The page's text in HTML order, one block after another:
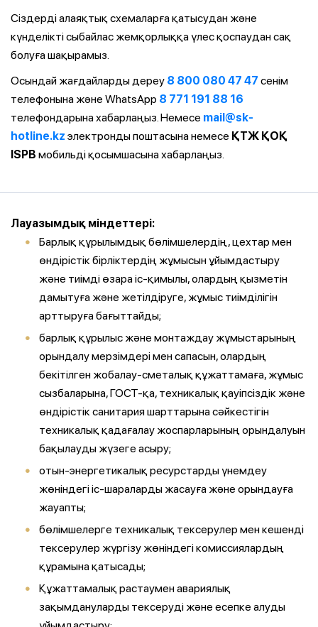
Сіздерді алаяқтық схемаларға қатысудан және
күнделікті сыбайлас жемқорлыққа үлес қоспаудан сақ
болуға шақырамыз.
Осындай жағдайларды дереу 8 800 080 47 47 сенім
телефонына және WhatsApp 8 771 191 88 16
телефондарына хабарлаңыз. Немесе mail@sk-
hotline.kz электронды поштасына немесе ҚТЖ ҚОҚ
ISPB мобильді қосымшасына хабарлаңыз.
Лауазымдық міндеттері:
Барлық құрылымдық бөлімшелердің, цехтар мен
өндірістік бірліктердің жұмысын ұйымдастыру
және тиімді өзара іс-қимылы, олардың қызметін
дамытуға және жетілдіруге, жұмыс тиімділігін
арттыруға бағыттайды;
барлық құрылыс және монтаждау жұмыстарының
орындалу мерзімдері мен сапасын, олардың
бекітілген жобалау-сметалық құжаттамаға, жұмыс
сызбаларына, ГОСТ-қа, техникалық қауіпсіздік және
өндірістік санитария шарттарына сәйкестігін
техникалық қадағалау жоспарларының орындалуын
бақылауды жүзеге асыру;
отын-энергетикалық ресурстарды үнемдеу
жөніндегі іс-шараларды жасауға және орындауға
жауапты;
бөлімшелерге техникалық тексерулер мен кешенді
тексерулер жүргізу жөніндегі комиссиялардың
құрамына қатысады;
Құжаттамалық растаумен авариялық
зақымдануларды тексеруді және есепке алуды